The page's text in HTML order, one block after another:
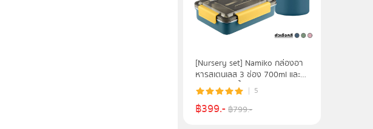
[Nursery set] Namiko กล่องอา
หารสเตนเลส 3 ช่อง 700ml และ
กระติก 1, 2 ชั้น Food Grade
5
฿399.-฿799.-